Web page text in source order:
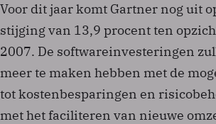
Voor dit jaar komt Gartner nog uit
stijging van 13,9 procent ten
2007. De softwareinvesteringen
meer te maken hebben met de
tot kostenbesparingen en
met het faciliteren van nieuwe